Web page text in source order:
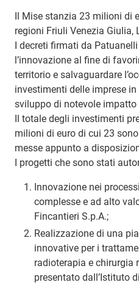
Il Mise stanzia 23 milioni di
regioni Friuli Venezia
I decreti firmati da
l’innovazione al fine di
territorio e salvaguardare
investimenti delle imprese
sviluppo di notevole impatto
Il totale degli investimenti
milioni di euro di cui 23
messe appunto a
I progetti che sono stati
Innovazione nei
complesse e ad alto
Fincantieri S.p.A.;
Realizzazione di una
innovative per i
radioterapia e chirurgia
presentato dall’Istituto